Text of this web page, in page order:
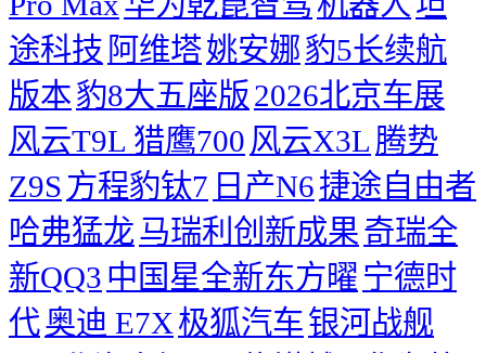
途科技 阿维塔姚安娜豹5长续航
版本豹8大五座版2026北京车展
风云T9L 猎鹰700 风云X3L 腾势
Z9S 方程豹钛7 日产N6捷途自由者
哈弗猛龙马瑞利创新成果奇瑞全
新QQ3 中国星全新东方曜 宁德时
代奥迪 E7X极狐汽车银河战舰